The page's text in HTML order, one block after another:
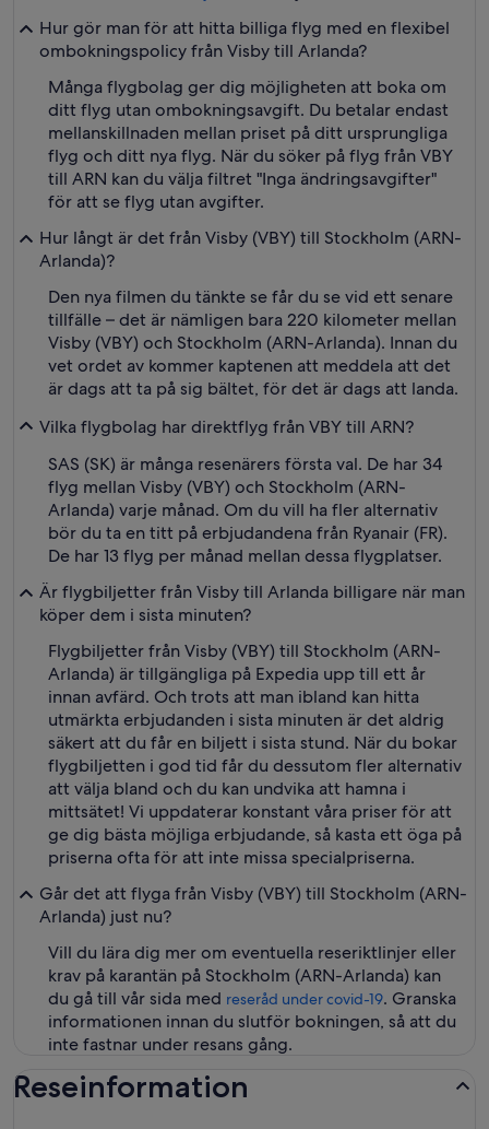
Hur gör man för att hitta billiga flyg med en flexibel
ombokningspolicy från Visby till Arlanda?
Många flygbolag ger dig möjligheten att boka om
ditt flyg utan ombokningsavgift. Du betalar endast
mellanskillnaden mellan priset på ditt ursprungliga
flyg och ditt nya flyg. När du söker på flyg från VBY
till ARN kan du välja filtret "Inga ändringsavgifter"
för att se flyg utan avgifter.
Hur långt är det från Visby (VBY) till Stockholm (ARN-
Arlanda)?
Den nya filmen du tänkte se får du se vid ett senare
tillfälle – det är nämligen bara 220 kilometer mellan
Visby (VBY) och Stockholm (ARN-Arlanda). Innan du
vet ordet av kommer kaptenen att meddela att det
är dags att ta på sig bältet, för det är dags att landa.
Vilka flygbolag har direktflyg från VBY till ARN?
SAS (SK) är många resenärers första val. De har 34
flyg mellan Visby (VBY) och Stockholm (ARN-
Arlanda) varje månad. Om du vill ha fler alternativ
bör du ta en titt på erbjudandena från Ryanair (FR).
De har 13 flyg per månad mellan dessa flygplatser.
Är flygbiljetter från Visby till Arlanda billigare när man
köper dem i sista minuten?
Flygbiljetter från Visby (VBY) till Stockholm (ARN-
Arlanda) är tillgängliga på Expedia upp till ett år
innan avfärd. Och trots att man ibland kan hitta
utmärkta erbjudanden i sista minuten är det aldrig
säkert att du får en biljett i sista stund. När du bokar
flygbiljetten i god tid får du dessutom fler alternativ
att välja bland och du kan undvika att hamna i
mittsätet! Vi uppdaterar konstant våra priser för att
ge dig bästa möjliga erbjudande, så kasta ett öga på
priserna ofta för att inte missa specialpriserna.
Går det att flyga från Visby (VBY) till Stockholm (ARN-
Arlanda) just nu?
Vill du lära dig mer om eventuella reseriktlinjer eller
krav på karantän på Stockholm (ARN-Arlanda) kan
du gå till vår sida med reseråd under covid-19. Granska
informationen innan du slutför bokningen, så att du
inte fastnar under resans gång.
Reseinformation